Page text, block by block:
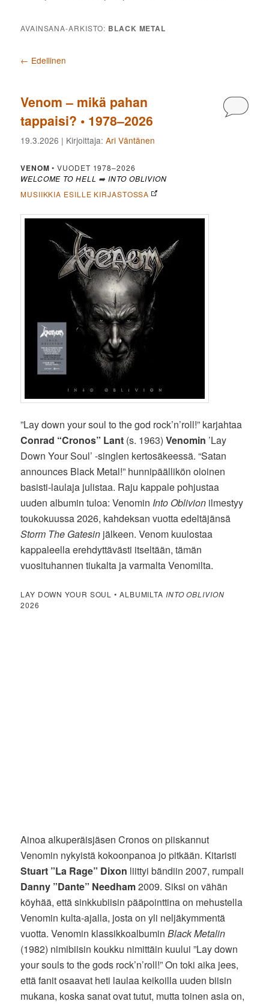
AVAINSANA-ARKISTO: BLACK METAL
Artikkelien selaus
← Edellinen
Venom – mikä pahan
tappaisi? • 1978–2026
19.3.2026 | Kirjoittaja:Ari Väntänen
VENOM • VUODET 1978–2026
WELCOME TO HELL ➡️INTO OBLIVION
MUSIIKKIA ESILLE KIRJASTOSSA
”Lay down your soul to the god rock’n’roll!” karjahtaa
Conrad “Cronos” Lant (s. 1963)Venomin ’Lay
Down Your Soul’ -singlen kertosäkeessä. “Satan
announces Black Metal!” hunnipäällikön oloinen
basisti-laulaja julistaa. Raju kappale pohjustaa
uuden albumin tuloa: Venomin Into Oblivion ilmestyy
toukokuussa 2026, kahdeksan vuotta edeltäjänsä
Storm The Gatesin jälkeen. Venom kuulostaa
kappaleella erehdyttävästi itseltään, tämän
vuosituhannen tiukalta ja varmalta Venomilta.
LAY DOWN YOUR SOUL • ALBUMILTA INTO OBLIVION
2026
Ainoa alkuperäisjäsen Cronos on piiskannut
Venomin nykyistä kokoonpanoa jo pitkään. Kitaristi
Stuart ”La Rage” Dixon liittyi bändiin 2007, rumpali
Danny ”Dante” Needham2009. Siksi on vähän
köyhää, että sinkkubiisin pääpointtina on mehustella
Venomin kulta-ajalla, josta on yli neljäkymmentä
vuotta. Venomin klassikkoalbuminBlack Metalin
(1982) nimibiisin koukku nimittäin kuului ”Lay down
your souls to the gods rock’n’roll!” On toki aika jees,
että fanit osaavat heti laulaa keikoilla uuden biisin
mukana, koska sanat ovat tutut, mutta toinen asia on,